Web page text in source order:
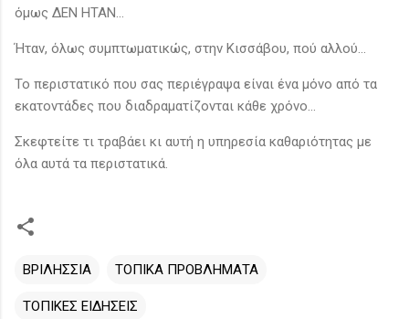
όμως ΔΕΝ ΗΤΑΝ...
Ήταν, όλως συμπτωματικώς, στην Κισσάβου, πού αλλού...
Το περιστατικό που σας περιέγραψα είναι ένα μόνο από τα
εκατοντάδες που διαδραματίζονται κάθε χρόνο...
Σκεφτείτε τι τραβάει κι αυτή η υπηρεσία καθαριότητας με
όλα αυτά τα περιστατικά.
ΒΡΙΛΗΣΣΙΑ ΤΟΠΙΚΑ ΠΡΟΒΛΗΜΑΤΑ
ΤΟΠΙΚΕΣ ΕΙΔΗΣΕΙΣ